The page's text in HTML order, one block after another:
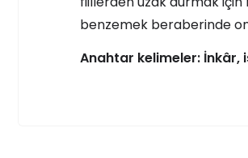
benzemek beraberinde
Anahtar kelimeler: İnkâr,